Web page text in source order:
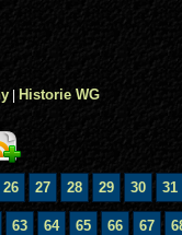
| Historie WG
26 27 28 29 30 31
63 64 65 66 67